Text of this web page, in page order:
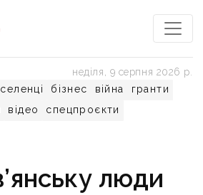
бізнес війна
гранти
відео спецпроєкти
неділя, 9 серпня 2026 р.
люди